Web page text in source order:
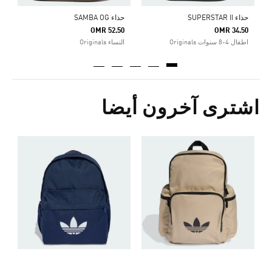
حذاء SUPERSTAR II
OMR 34.50
اطفال 4-8 سنوات Originals
حذاء SAMBA OG
OMR 52.50
النساء Originals
اشترى آخرون أيضا